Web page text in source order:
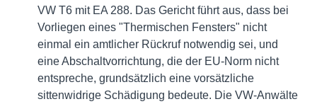
VW T6 mit EA 288. Das Gericht führt aus, dass bei
Vorliegen eines "Thermischen Fensters" nicht
einmal ein amtlicher Rückruf notwendig sei, und
eine Abschaltvorrichtung, die der EU-Norm nicht
entspreche, grundsätzlich eine vorsätzliche
sittenwidrige Schädigung bedeute. Die VW-Anwälte